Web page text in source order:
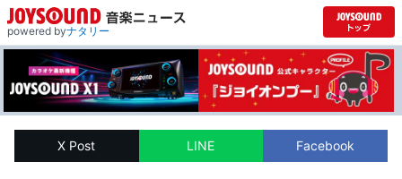
powered byナタリー
X Post LINE Facebook